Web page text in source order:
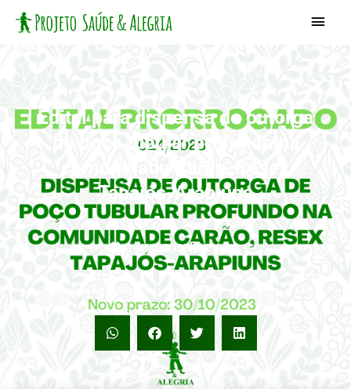
para
Edital para dispensa de outorga
de poço tubular profundo na
Tapajós-Arapiuns
04/10/2023 Editais